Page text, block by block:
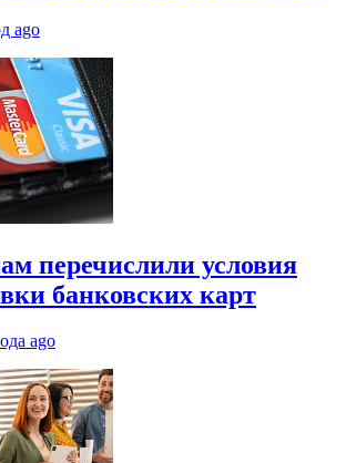
ago
перечислили условия
банковских карт
ago